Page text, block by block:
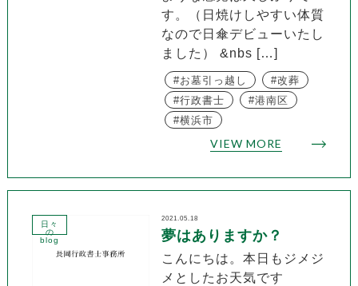
す。（日焼けしやすい体質
なので日傘デビューいたし
ました） &nbs […]
お墓引っ越し
改葬
行政書士
港南区
横浜市
VIEW MORE
日々
の
blog
2021.05.18
夢はありますか？
こんにちは。本日もジメジ
メとしたお天気です